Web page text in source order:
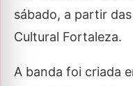
sábado, a partir
Cultural Fortaleza.
A banda foi criada